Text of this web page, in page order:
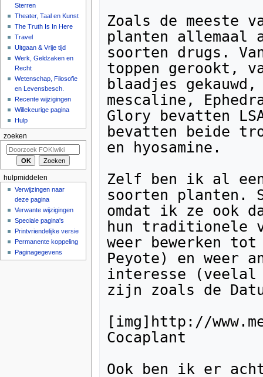
Zoals de meeste
planten allemaal
soorten drugs.
toppen gerookt,
blaadjes
mescaline,
Glory bevatten
bevatten beide
en hyosamine.
Zelf ben ik al
soorten planten.
omdat ik ze ook
hun traditionele
weer bewerken
Peyote) en weer
interesse (veelal
zijn zoals de
[img]http://
Cocaplant
Ook ben ik er
Sterren
Theater, Taal en Kunst
The Truth Is In Here
Travel
Uitgaan & Vrije tijd
Werk, Geldzaken en
Recht
Wetenschap, Filosofie
en Levensbesch.
Recente wijzigingen
Willekeurige pagina
Hulp
zoeken
hulpmiddelen
Verwijzingen naar
deze pagina
Verwante wijzigingen
Speciale pagina's
Printvriendelijke versie
Permanente koppeling
Paginagegevens